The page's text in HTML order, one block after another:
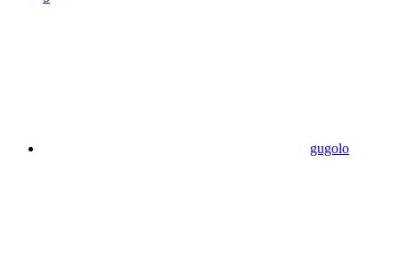
gugolo